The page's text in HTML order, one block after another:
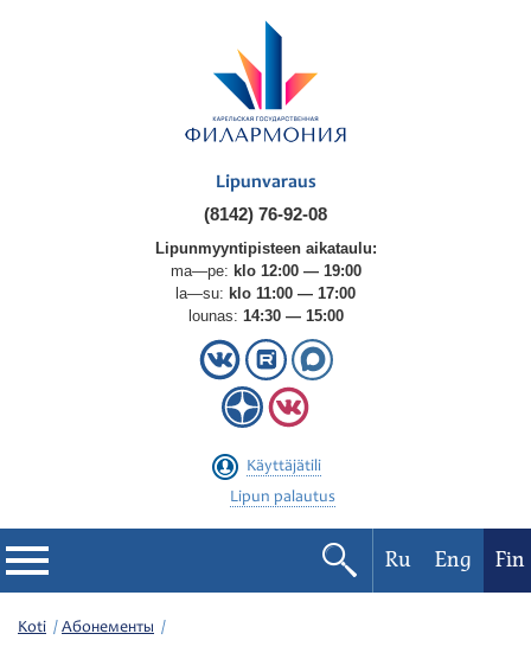
Lipunvaraus
(8142) 76-92-08
Lipunmyyntipisteen aikataulu:
ma—pe: klo 12:00 — 19:00
la—su: klo 11:00 — 17:00
lounas: 14:30 — 15:00
Käyttäjätili
Lipun palautus
Filharmonia
Ru Eng Fin
Koti Абонементы